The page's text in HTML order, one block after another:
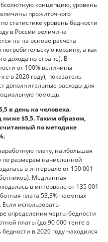
концепцию, уровень
прожиточного
статистике уровень бедности
в России величина
не на основе расчёта
корзину, а как
дохода по стране). В
от 100% величины
в 2020 году), показатель
дополнительные расходы для
помощь.
в день на человека.
$5,5. Таким образом,
по методике
плату, наибольшая
размерам начисленной
в интервале от 150 001
Медианная
в интервале от 135 001
плата 53,3% наемных
Если использовать
определения черты бедности
платы (до 90 000 тенге в
в 2020 году находился